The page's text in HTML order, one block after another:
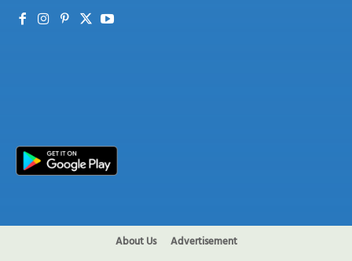
About Us Advertisement